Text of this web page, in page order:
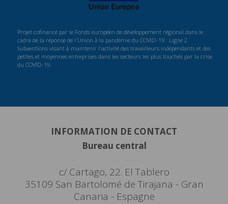
Projet cofinancé par le Fonds européen de développement régional dans le
cadre de la réponse de l'Union à la pandémie du COVID-19 : Ligne 2
Subventions visant à maintenir l'activité des travailleurs indépendants et des
petites et moyennes entreprises dans les secteurs les plus touchés par la crise
du COVID-19.
INFORMATION DE CONTACT
Bureau central
c/ Cartago, 22. El Tablero
35109 San Bartolomé de Tirajana - Gran
Canaria - Espagne